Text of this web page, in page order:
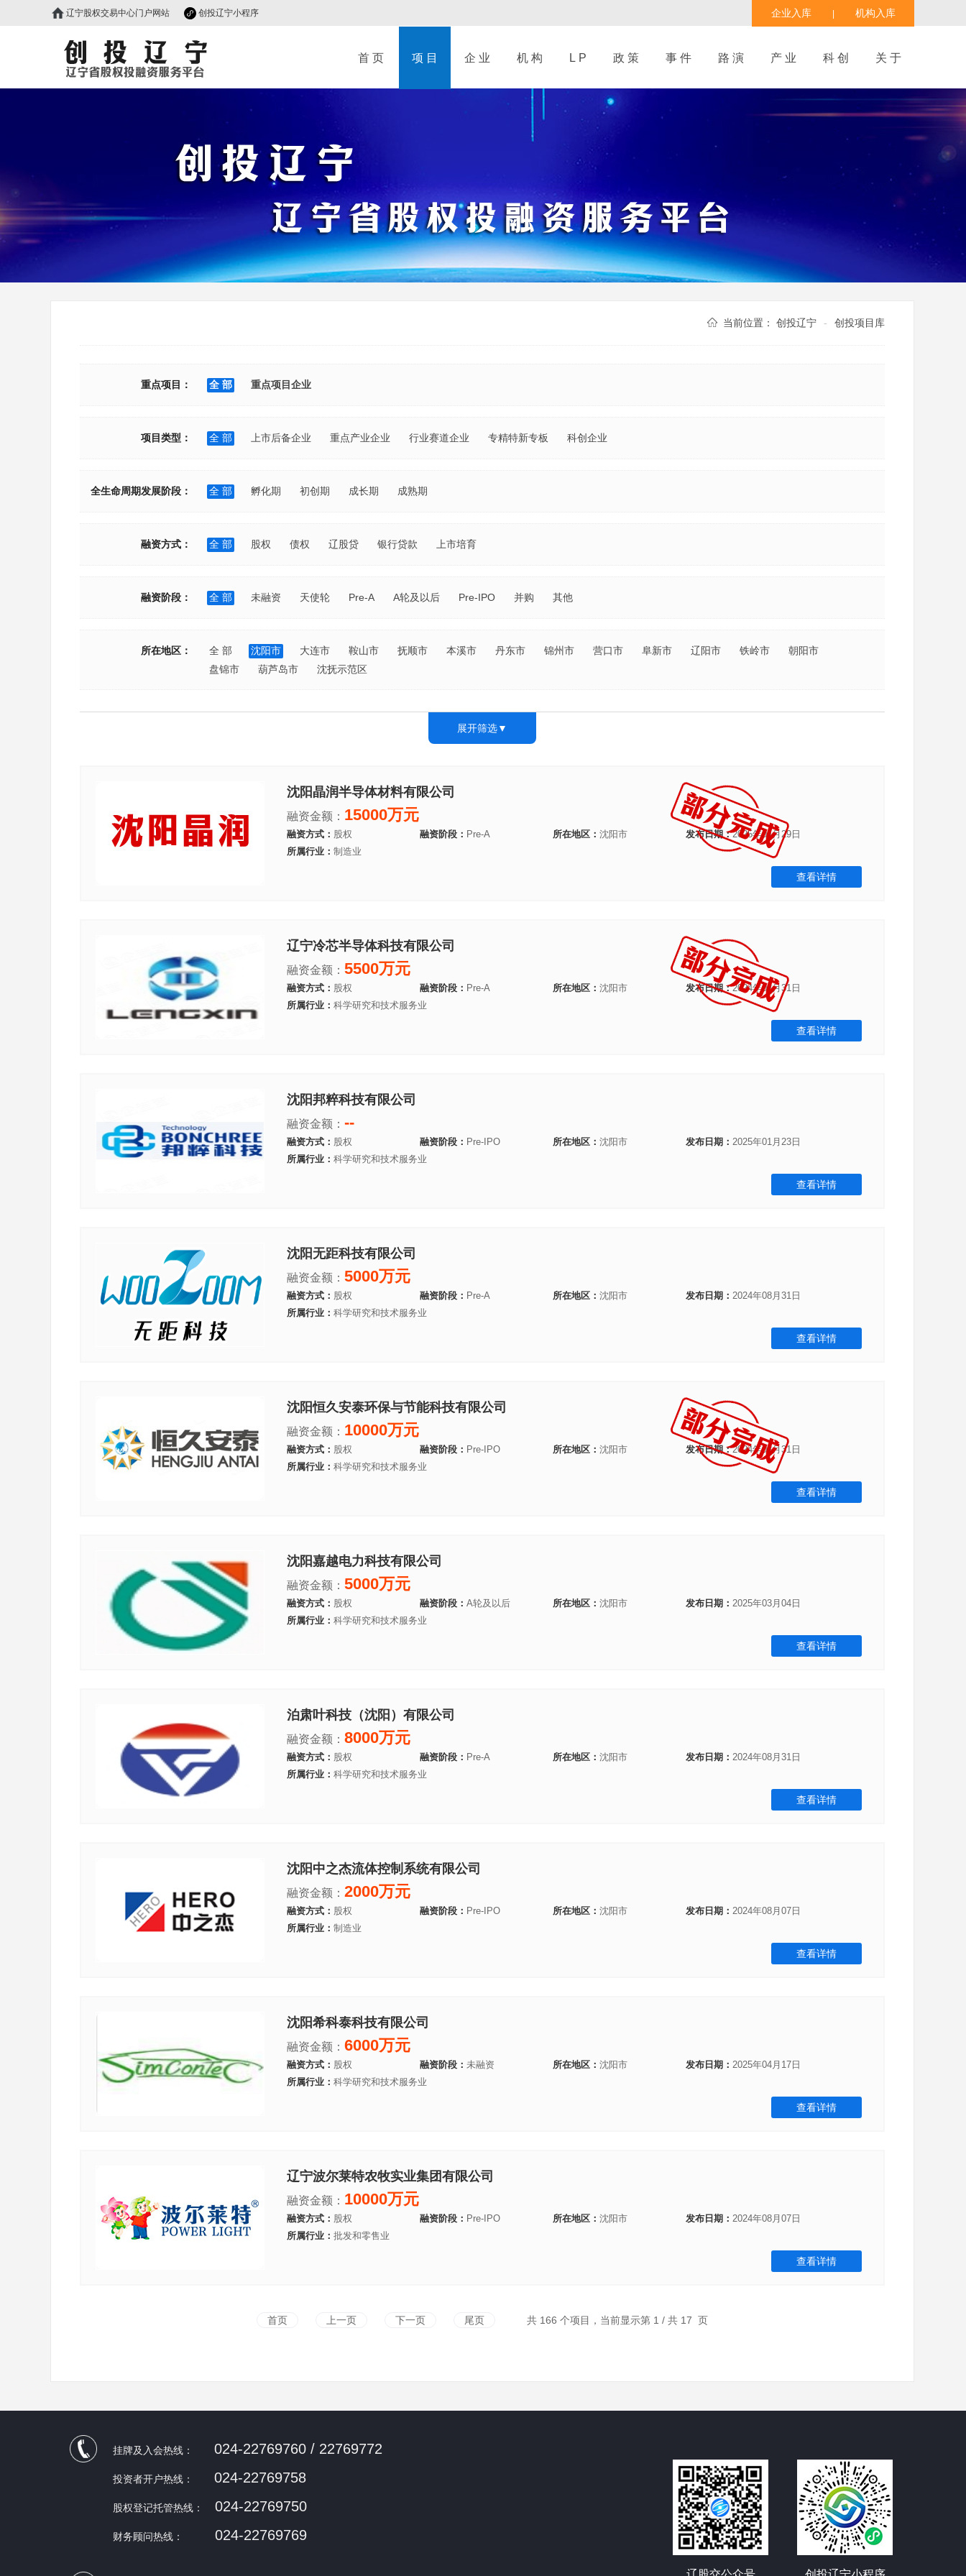
辽宁股权交易中心门户网站 创投辽宁小程序 企业入库 机构入库
首 页 项 目 企 业 机 构 L P 政 策 事 件 路 演 产 业 科 创 关 于
当前位置： 创投辽宁 - 创投项目库
重点项目： 全 部 重点项目企业
项目类型： 全 部 上市后备企业 重点产业企业 行业赛道企业 专精特新专板 科创企业
全生命周期发展阶段： 全 部 孵化期 初创期 成长期 成熟期
融资方式： 全 部 股权 债权 辽股贷 银行贷款 上市培育
融资阶段： 全 部 未融资 天使轮 Pre-A A轮及以后 Pre-IPO 并购 其他
所在地区： 全 部 沈阳市 大连市 鞍山市 抚顺市 本溪市 丹东市 锦州市 营口市 阜新市 辽阳市 铁岭市
朝阳市
盘锦市
葫芦岛市 沈抚示范区
展开筛选▼
沈阳晶润半导体材料有限公司
融资金额： 15000万元
融资方式： 股权 融资阶段： Pre-A 所在地区： 沈阳市 发布日期：2025年04月29日
所属行业： 制造业
查看详情
辽宁冷芯半导体科技有限公司
融资金额： 5500万元
融资方式： 股权 融资阶段： Pre-A 所在地区： 沈阳市 发布日期：2024年08月31日
所属行业： 科学研究和技术服务业
查看详情
沈阳邦粹科技有限公司
融资金额： --
融资方式： 股权 融资阶段： Pre-IPO 所在地区： 沈阳市 发布日期： 2025年01月23日
所属行业： 科学研究和技术服务业
查看详情
沈阳无距科技有限公司
融资金额： 5000万元
融资方式： 股权 融资阶段： Pre-A 所在地区： 沈阳市 发布日期： 2024年08月31日
所属行业： 科学研究和技术服务业
查看详情
沈阳恒久安泰环保与节能科技有限公司
融资金额： 10000万元
融资方式： 股权 融资阶段： Pre-IPO 所在地区： 沈阳市 发布日期：2024年08月31日
所属行业： 科学研究和技术服务业
查看详情
沈阳嘉越电力科技有限公司
融资金额： 5000万元
融资方式： 股权 融资阶段： A轮及以后 所在地区： 沈阳市 发布日期： 2025年03月04日
所属行业： 科学研究和技术服务业
查看详情
泊肃叶科技（沈阳）有限公司
融资金额： 8000万元
融资方式： 股权 融资阶段： Pre-A 所在地区： 沈阳市 发布日期： 2024年08月31日
所属行业： 科学研究和技术服务业
查看详情
沈阳中之杰流体控制系统有限公司
融资金额： 2000万元
融资方式： 股权 融资阶段： Pre-IPO 所在地区： 沈阳市 发布日期： 2024年08月07日
所属行业： 制造业
查看详情
沈阳希科泰科技有限公司
融资金额： 6000万元
融资方式： 股权 融资阶段： 未融资 所在地区： 沈阳市 发布日期： 2025年04月17日
所属行业： 科学研究和技术服务业
查看详情
辽宁波尔莱特农牧实业集团有限公司
融资金额： 10000万元
融资方式： 股权 融资阶段： Pre-IPO 所在地区： 沈阳市 发布日期： 2024年08月07日
所属行业： 批发和零售业
查看详情
首页 上一页 下一页 尾页 共 166 个项目，当前显示第 1 / 共 17 页
挂牌及入会热线： 024-22769760 / 22769772
投资者开户热线： 024-22769758
股权登记托管热线： 024-22769750
财务顾问热线： 024-22769769